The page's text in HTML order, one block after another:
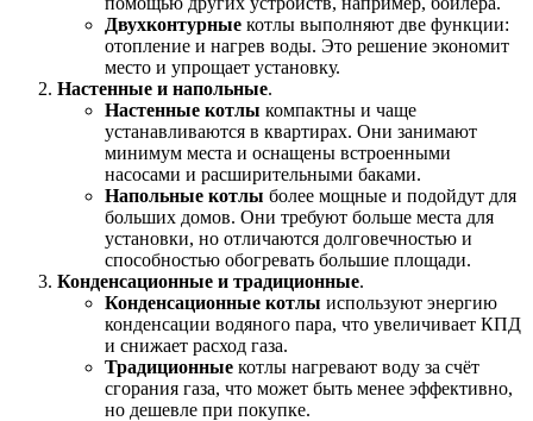
Двухконтурные котлы выполняют две функции:
отопление и нагрев воды. Это решение экономит
место и упрощает установку.
Настенные и напольные.
Настенные котлы компактны и чаще
устанавливаются в квартирах. Они занимают
минимум места и оснащены встроенными
насосами и расширительными баками.
Напольные котлы более мощные и подойдут для
больших домов. Они требуют больше места для
установки, но отличаются долговечностью и
способностью обогревать большие площади.
Конденсационные и традиционные.
Конденсационные котлы используют энергию
конденсации водяного пара, что увеличивает КПД
и снижает расход газа.
Традиционные котлы нагревают воду за счёт
сгорания газа, что может быть менее эффективно,
но дешевле при покупке.